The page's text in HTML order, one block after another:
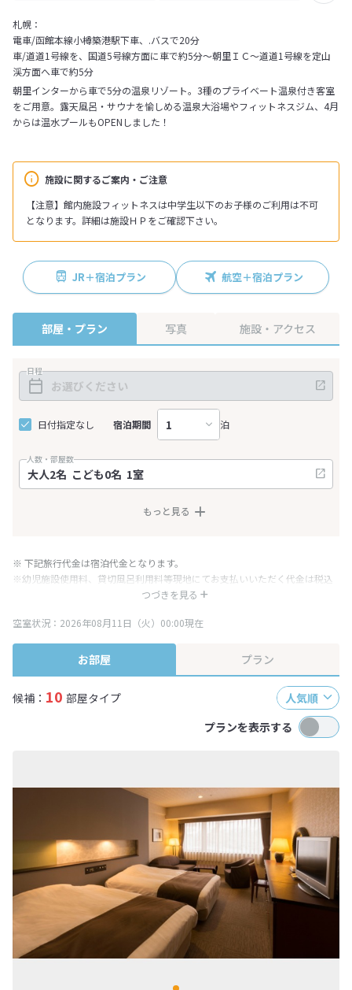
札幌：
電車/函館本線小樽築港駅下車、.バスで20分
車/道道1号線を、国道5号線方面に車で約5分～朝里ＩＣ～道道1号線を定山
渓方面へ車で約5分
施設に関するご案内・ご注意
【注意】館内施設フィットネスは中学生以下のお子様のご利用は不可
となります。詳細は施設ＨＰをご確認下さい。
朝里インターから車で5分の温泉リゾート。3種のプライベート温泉付き客室
をご用意。露天風呂・サウナを愉しめる温泉大浴場やフィットネスジム、4月
からは温水プールもOPENしました！
JR＋宿泊プラン 航空＋宿泊プラン
部屋・プラン 写真 施設・アクセス
日程
日付指定なし 宿泊期間 泊
人数・部屋数
もっと見る
つづきを見る
※ 下記旅行代金は宿泊代金となります。
※幼児施設使用料、貸切風呂利用料等現地にてお支払いいただく代金は税込
み表記となりますが、消費税増税に伴い代金が一部変更となる場合がござい
※表示されている旅行代金・プラン内容は一定時間ごとに更新されます。最
終確認画面でご確認ください。
空室状況：2026年08月11日（火）00:00現在
お部屋 プラン
候補： 10 部屋タイプ
人気順
プランを表示する